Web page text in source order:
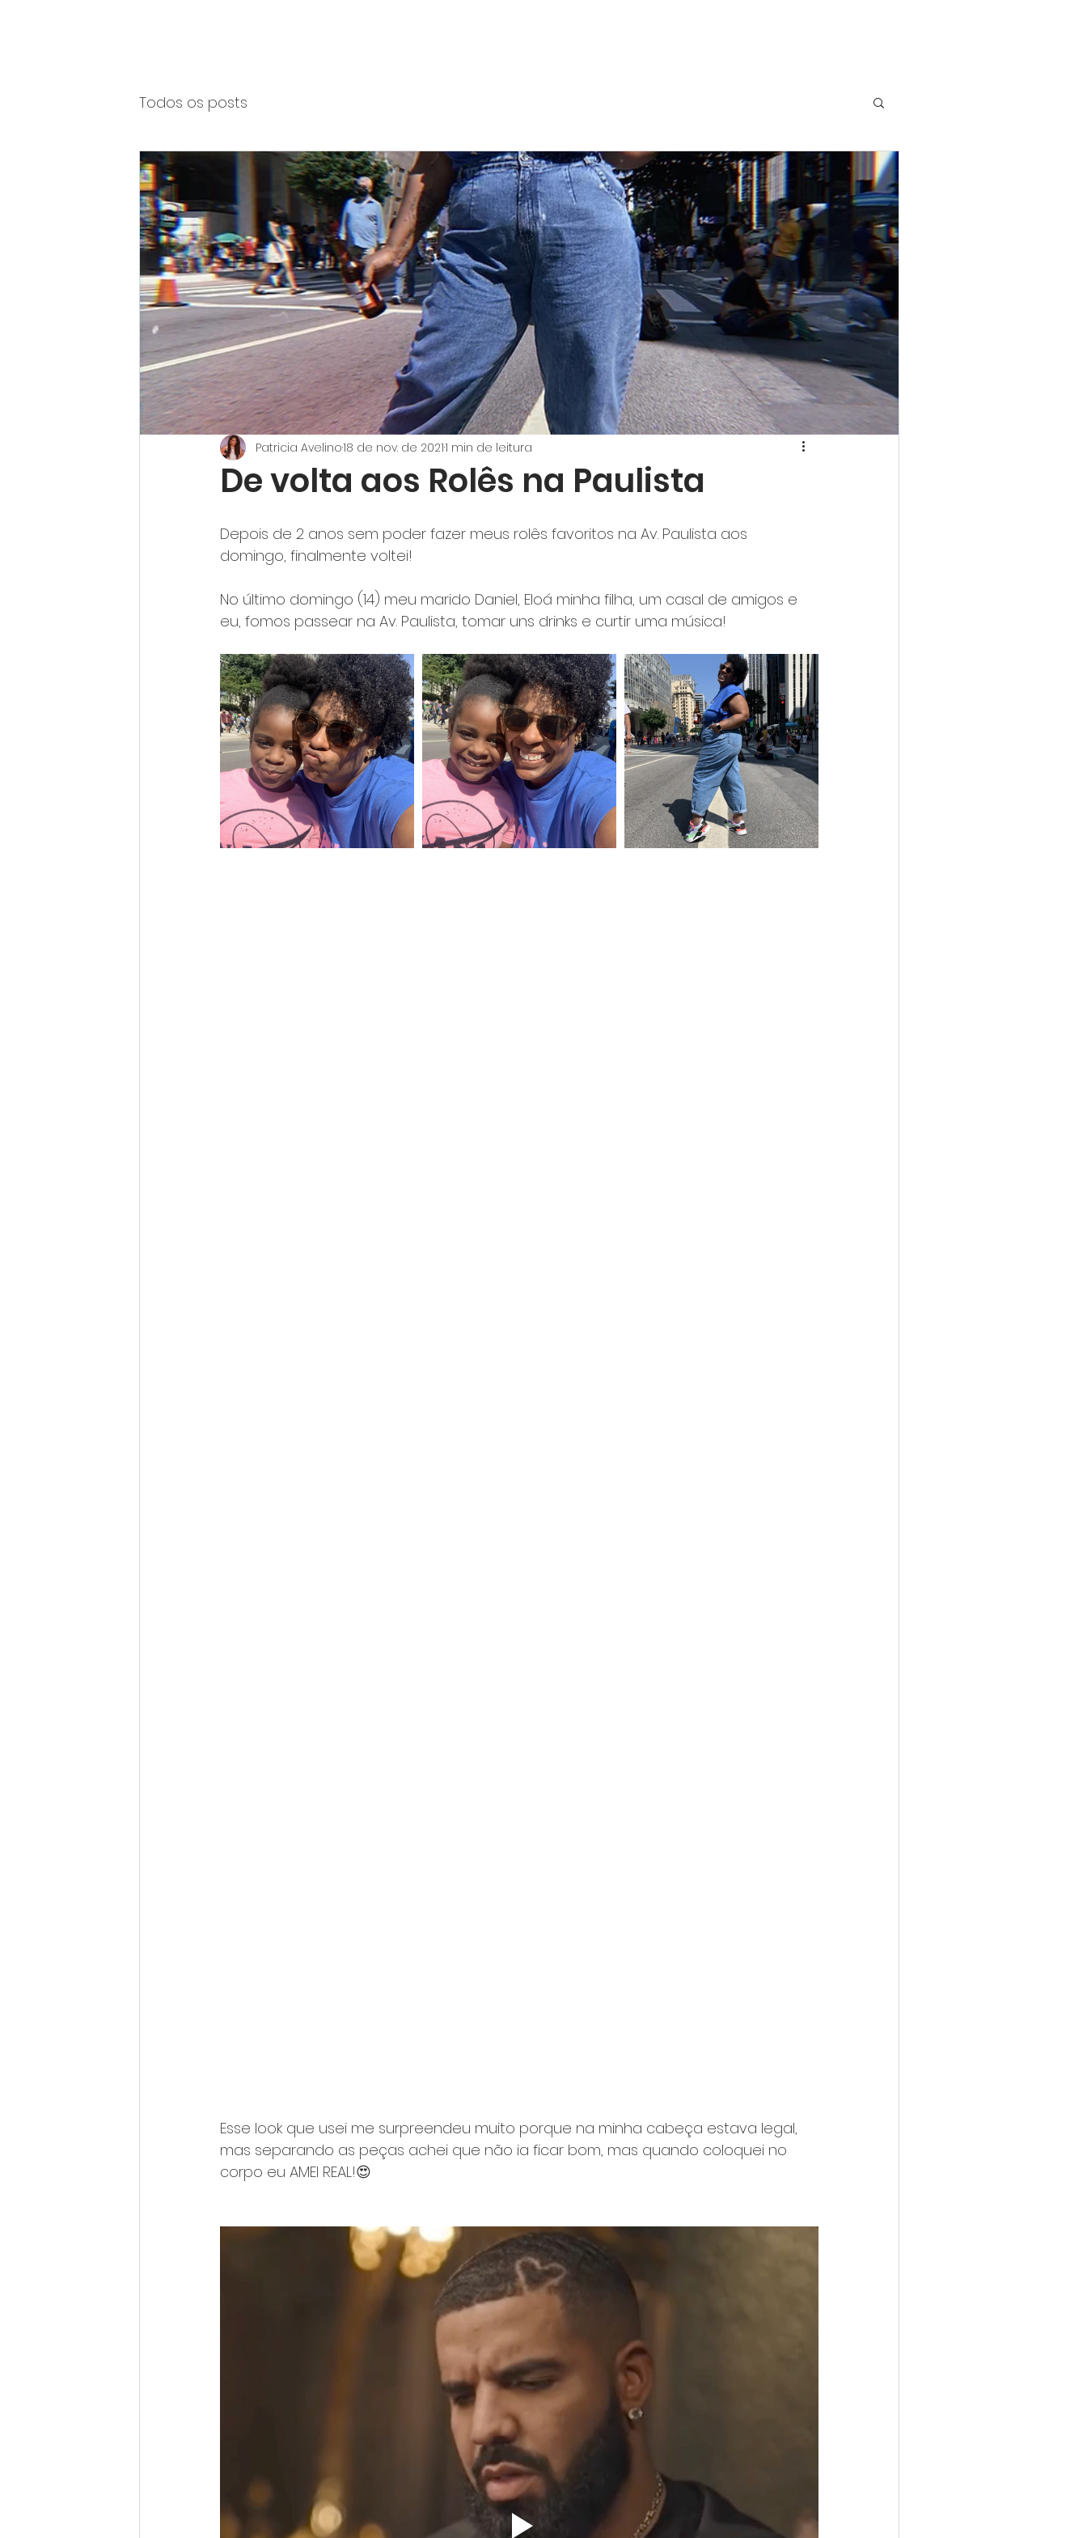
Todos os posts
De volta aos Rolês na Paulista
Patricia Avelino18 de nov. de 20211 min de leitura
Depois de 2 anos sem poder fazer meus rolês favoritos na Av. Paulista aos
domingo, finalmente voltei!
No último domingo (14) meu marido Daniel, Eloá minha filha, um casal de amigos e
eu, fomos passear na Av. Paulista, tomar uns drinks e curtir uma música!
Esse look que usei me surpreendeu muito porque na minha cabeça estava legal,
mas separando as peças achei que não ia ficar bom, mas quando coloquei no
corpo eu AMEI REAL!😍